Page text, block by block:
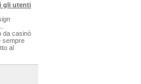
gli utenti
da casinò
sempre
al